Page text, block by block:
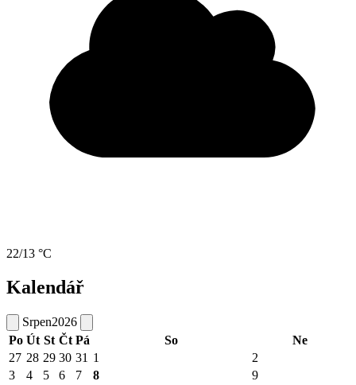
22/13 °C
Kalendář
Srpen2026
Po Út St Čt Pá So
Ne
27 28 29 30 31 1
2
3
4 5 6 7 8 9